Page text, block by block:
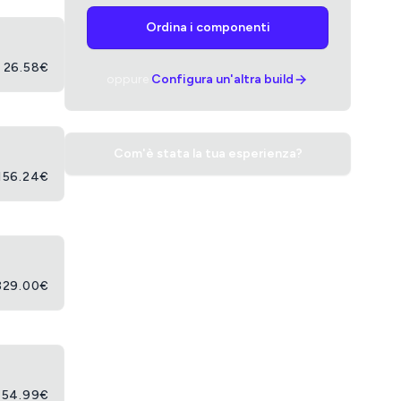
26.58€
€
€
€
Ordina i componenti
Configura un'altra build
Com'è stata la tua esperienza?